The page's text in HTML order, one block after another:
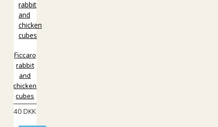
Ficcaro
rabbit
and
chicken
cubes
40 DKK